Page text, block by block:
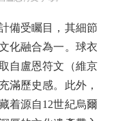
受矚目，其細節
化融合為一。球衣
自盧恩符文（維京
滿歷史感。此外，
着源自12世紀烏爾